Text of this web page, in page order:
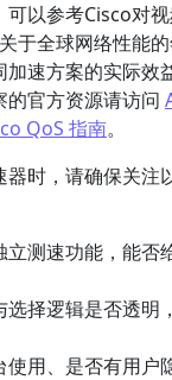
以参考Cisco对
于全球网络性能
速方案的实际效
官方资源请访问
QoS 指南。
器时，请确保关注
立测速功能，能否
选择逻辑是否透明
使用、是否有用户